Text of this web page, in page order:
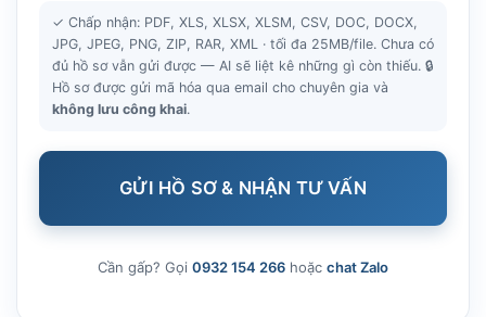
✓ Chấp nhận: PDF, XLS, XLSX, XLSM, CSV, DOC, DOCX,
JPG, JPEG, PNG, ZIP, RAR, XML · tối đa 25MB/file. Chưa có
đủ hồ sơ vẫn gửi được — AI sẽ liệt kê những gì còn thiếu. 🔒
Hồ sơ được gửi mã hóa qua email cho chuyên gia và
không lưu công khai.
GỬI HỒ SƠ & NHẬN TƯ VẤN
Cần gấp? Gọi 0932 154 266 hoặc chat Zalo